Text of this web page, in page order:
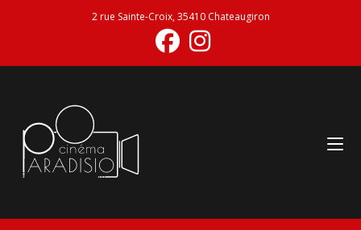
2 rue Sainte-Croix, 35410 Chateaugiron